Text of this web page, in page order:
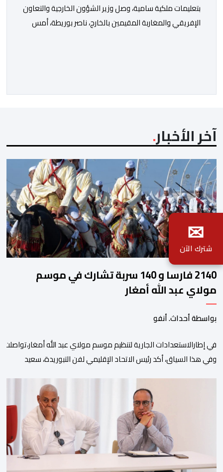
بتعليمات ملكية سامية، وصل وزير الشؤون الخارجية والتعاون
الإفريقي والمغاربة المقيمين بالخارج، ناصر بوريطة، أمس
تورو، وعمدة سانتياغو دي كالي، السيد ألفارو أليخاندرو […]
آخر الأخبار
2140 فارسا و 140 سربة تشارك في موسم
مولاي عبد الله أمغار
بواسطة أحداث. أنفو
في إطارالاستعدادات الجارية لتنظيم موسم مولاي عبد الله
وفي هذا السياق، أكد رئيس الاتحاد الإقليمي لفن التبوريدة، سعيد
ولم تخل هذه الدورة من مؤشرات إيجابية على مستوى تنوعالمشاركة،
وتبرز هذه الأرقام الحجم الكبير الذي باتت تعرفه تظاهرةالتبوريدة
ومن المرتقب أن تعرف فعاليات الموسم إقبالا جماهيريا
واسعا،في ظل الشغف الكبير الذي يحظى به فن التبوريدة، باعتبارهأحد
✉
شترك الآن